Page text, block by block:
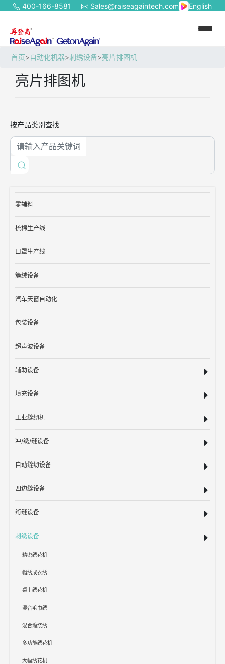
400-166-8581 Sales@raiseagaintech.com English
首页>自动化机器>刺绣设备>亮片排图机
按产品类别查找
零辅料
梳棉生产线
口罩生产线
簇绒设备
汽车天窗自动化
包装设备
超声波设备
辅助设备
填充设备
工业缝纫机
冲/绣/缝设备
自动缝纫设备
四边缝设备
绗缝设备
刺绣设备
精密绣花机
帽绣成衣绣
桌上绣花机
混合毛巾绣
混合缠绕绣
多功能绣花机
大幅绣花机
亮片排图机